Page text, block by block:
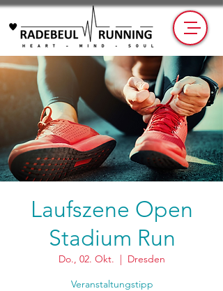
Laufszene Open
Stadium Run
Do., 02. Okt.
  |
Dresden
Veranstaltungstipp